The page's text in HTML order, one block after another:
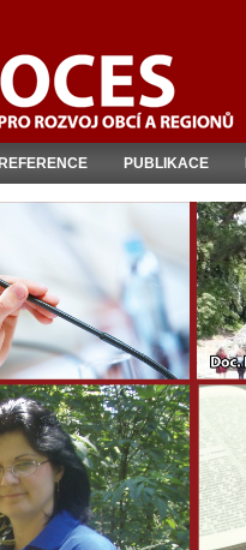
REFERENCE PUBLIKACE